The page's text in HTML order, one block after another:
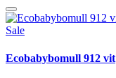
Sale
Ecobabybomull 912 vit